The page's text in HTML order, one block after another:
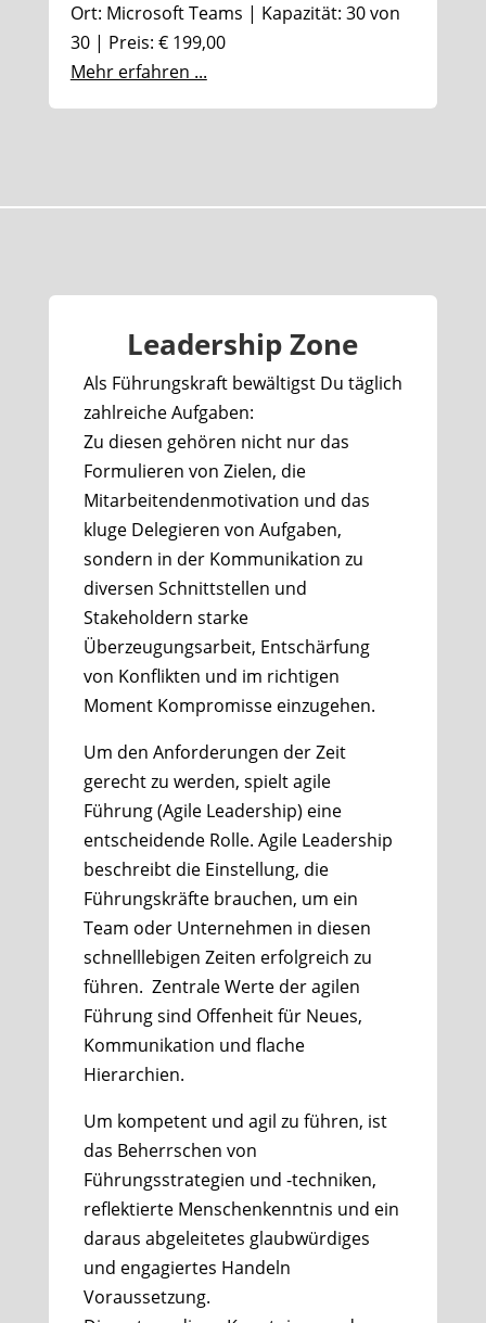
Ort: Microsoft Teams | Kapazität: 30 von
30 | Preis: € 199,00
Mehr erfahren ...
Leadership Zone
Als Führungskraft bewältigst Du täglich
zahlreiche Aufgaben:
Zu diesen gehören nicht nur das
Formulieren von Zielen, die
Mitarbeitendenmotivation und das
kluge Delegieren von Aufgaben,
sondern in der Kommunikation zu
diversen Schnittstellen und
Stakeholdern starke
Überzeugungsarbeit, Entschärfung
von Konflikten und im richtigen
Moment Kompromisse einzugehen.
Um den Anforderungen der Zeit
gerecht zu werden, spielt agile
Führung (Agile Leadership) eine
entscheidende Rolle. Agile Leadership
beschreibt die Einstellung, die
Führungskräfte brauchen, um ein
Team oder Unternehmen in diesen
schnelllebigen Zeiten erfolgreich zu
führen. Zentrale Werte der agilen
Führung sind Offenheit für Neues,
Kommunikation und flache
Hierarchien.
Um kompetent und agil zu führen, ist
das Beherrschen von
Führungsstrategien und -techniken,
reflektierte Menschenkenntnis und ein
daraus abgeleitetes glaubwürdiges
und engagiertes Handeln
Voraussetzung.